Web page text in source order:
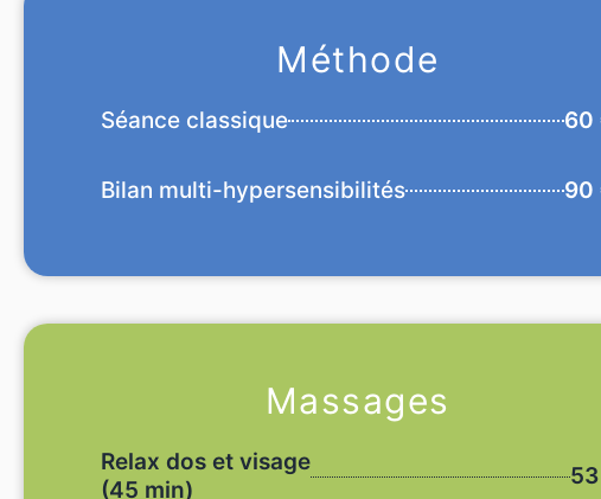
Méthode
Séance classique 60
Bilan multi-hypersensibilités 90
Massages
Relax dos et visage
(45 min)